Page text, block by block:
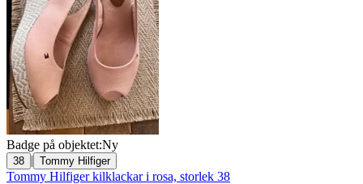
Badge på objektet:Ny
38 | Tommy Hilfiger
Tommy Hilfiger kilklackar i rosa, storlek 38